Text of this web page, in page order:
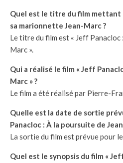
Quel est le titre du film mettant
sa marionnette Jean-Marc ?
Le titre du film est « Jeff Panacloc
Marc ».
Qui a réalisé le film « Jeff
Marc » ?
Le film a été réalisé par Pierre-
Quelle est la date de sortie
Panacloc : À la poursuite de
La sortie du film est prévue pour
Quel est le synopsis du film «